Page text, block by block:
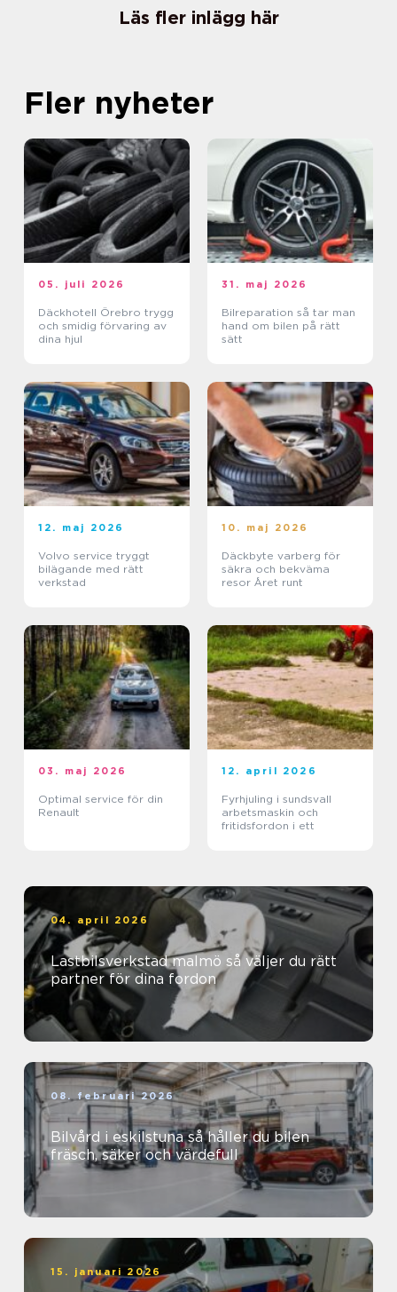
Läs fler inlägg här
Fler nyheter
05. juli 2026
Däckhotell Örebro trygg
och smidig förvaring av
dina hjul
31. maj 2026
Bilreparation så tar man
hand om bilen på rätt
sätt
12. maj 2026
Volvo service tryggt
bilägande med rätt
verkstad
10. maj 2026
Däckbyte varberg för
säkra och bekväma
resor Året runt
03. maj 2026
Optimal service för din
Renault
12. april 2026
Fyrhjuling i sundsvall
arbetsmaskin och
fritidsfordon i ett
04. april 2026
Lastbilsverkstad malmö så väljer du rätt
partner för dina fordon
08. februari 2026
Bilvård i eskilstuna så håller du bilen
fräsch, säker och värdefull
15. januari 2026